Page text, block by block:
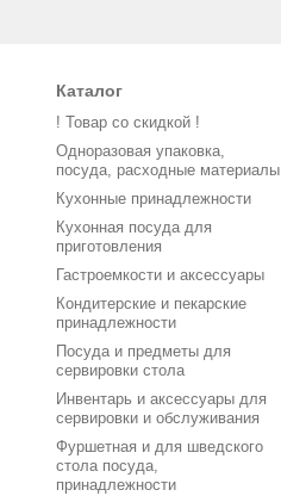
Каталог
! Товар со скидкой !
Одноразовая упаковка,
посуда, расходные материалы
Кухонные принадлежности
Кухонная посуда для
приготовления
Гастроемкости и аксессуары
Кондитерские и пекарские
принадлежности
Посуда и предметы для
сервировки стола
Инвентарь и аксессуары для
сервировки и обслуживания
Фуршетная и для шведского
стола посуда,
принадлежности